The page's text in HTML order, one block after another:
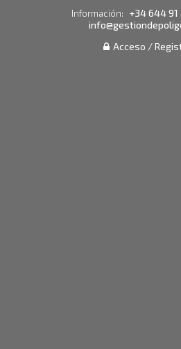
Información: +34 644 91
Acceso /